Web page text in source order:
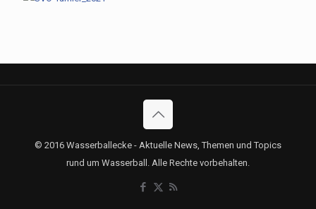
© 2016 Wasserballecke - Aktuelle News, Themen und Topics
rund um Wasserball. Alle Rechte vorbehalten.